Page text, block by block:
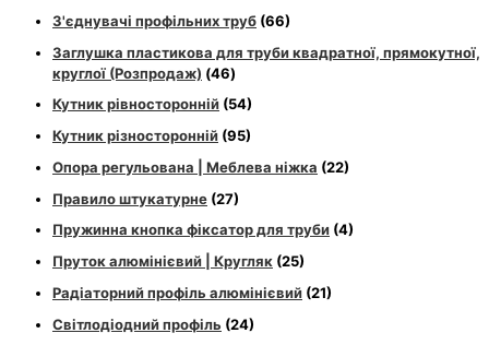
З'єднувачі профільних труб (66)
Заглушка пластикова для труби квадратної, прямокутної,
круглої (Розпродаж) (46)
Кутник рівносторонній (54)
Кутник різносторонній (95)
Опора регульована | Меблева ніжка (22)
Правило штукатурне (27)
Пружинна кнопка фіксатор для труби (4)
Пруток алюмінієвий | Кругляк (25)
Радіаторний профіль алюмінієвий (21)
Світлодіодний профіль (24)